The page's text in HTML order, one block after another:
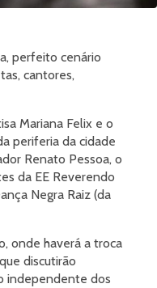
perfeito cenário
cantores,
Mariana Felix e o
periferia da cidade
Renato Pessoa, o
da EE Reverendo
Negra Raiz (da
onde haverá a troca
discutirão
independente dos